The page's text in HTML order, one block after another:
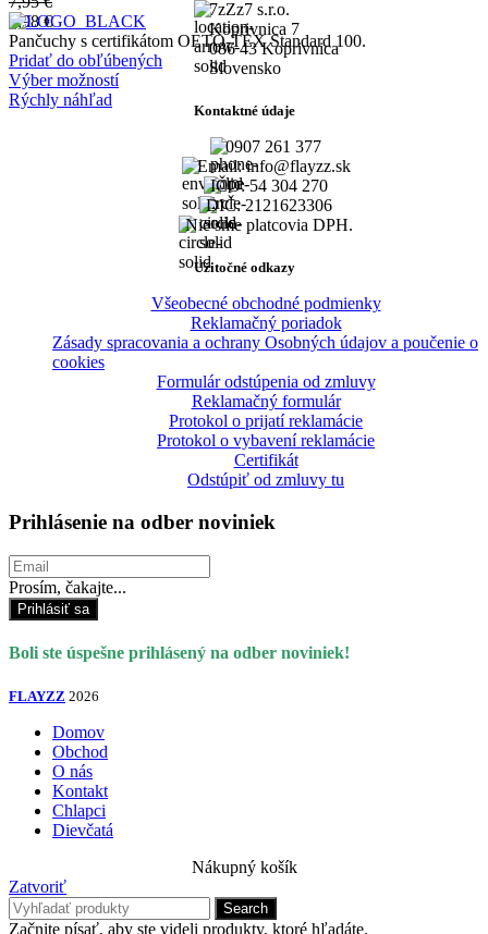
3,98€
Pančuchy s certifikátom OETO-TEX Standard 100.
Pridať do obľúbených
Výber možností
Rýchly náhľad
7zZz7 s.r.o.
Koprivnica 7
086 43 Koprivnica
Slovensko
Kontaktné údaje
0907 261 377
Email: info@flayzz.sk
IČO: 54 304 270
DIČ: 2121623306
Nie sme platcovia DPH.
Užitočné odkazy
Všeobecné obchodné podmienky
Reklamačný poriadok
Zásady spracovania a ochrany Osobných údajov a poučenie o
cookies
Formulár odstúpenia od zmluvy
Reklamačný formulár
Protokol o prijatí reklamácie
Protokol o vybavení reklamácie
Certifikát
Odstúpiť od zmluvy tu
Prihlásenie na odber noviniek
Prosím, čakajte...
Prihlásiť sa
Boli ste úspešne prihlásený na odber noviniek!
FLAYZZ 2026
Domov
Obchod
O nás
Kontakt
Chlapci
Dievčatá
Nákupný košík
Zatvoriť
Search
Začnite písať, aby ste videli produkty, ktoré hľadáte.